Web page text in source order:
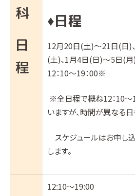
科
日
程
♦︎日程
12月20日(土)～21日(日)
(土)、1月4日(日)～5日(
12：10～19：00※
※全日程で概ね12：10～
いますが、時間が異なる日
スケジュールはお申し
します。
12:10～19:00